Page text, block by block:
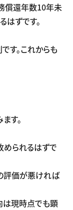
償還年数10年未
はずです。
す。これからも
す。
られるはずで
評価が悪ければ
は現時点でも顕